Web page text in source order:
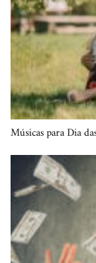
Músicas para Dia